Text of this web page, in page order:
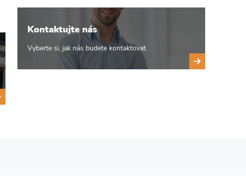
Kontaktujte nás
Vyberte si, jak nás budete kontaktovat.